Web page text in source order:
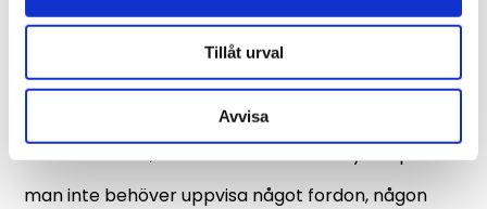
Tillåt urval
Avvisa
Om man besöker Cashbuddys hemsida kommer
man först av allt att bli bemött utav frasen ”lån
utan säkerhet”, men vad menar man egentligen
med detta? Jo, ett lån utan säkerhet syftar på att
man inte behöver uppvisa något fordon, någon